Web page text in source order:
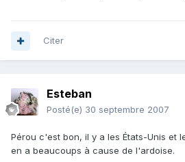
Citer
Esteban
Posté(e) 30 septembre 2007
Pérou c'est bon, il y a les États-Unis et
en a beaucoups à cause de l'ardoise.